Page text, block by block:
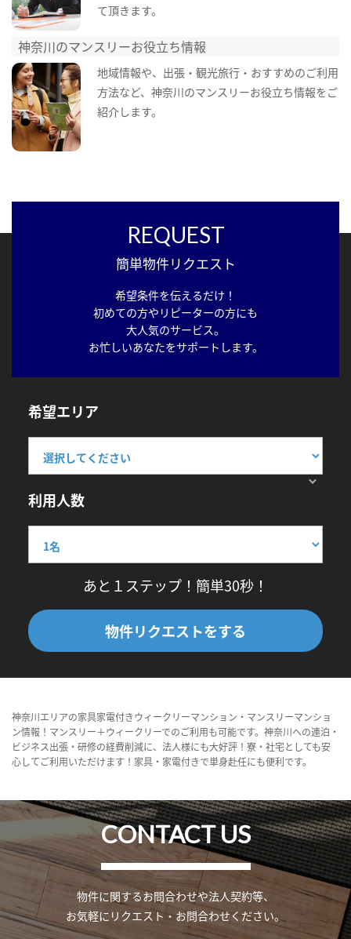
て頂きます。
神奈川のマンスリーお役立ち情報
地域情報や、出張・観光旅行・おすすめのご利用
方法など、神奈川のマンスリーお役立ち情報をご
紹介します。
REQUEST
簡単物件リクエスト
希望条件を伝えるだけ！
初めての方やリピーターの方にも
大人気のサービス。
お忙しいあなたをサポートします。
希望エリア
利用人数
あと１ステップ！簡単30秒！
物件リクエストをする
神奈川エリアの家具家電付きウィークリーマンション・マンスリーマンショ
ン情報！マンスリー＋ウィークリーでのご利用も可能です。神奈川への連泊・
ビジネス出張・研修の経費削減に、法人様にも大好評！寮・社宅としても安
心してご利用いただけます！家具・家電付きで単身赴任にも便利です。
CONTACT US
物件に関するお問合わせや法人契約等、
お気軽にリクエスト・お問合わせください。